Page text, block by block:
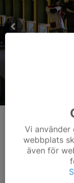
Ställningsskyttar,
Kommentarer
Vi
webbplats
även för